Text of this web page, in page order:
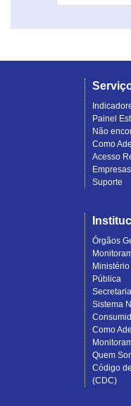
Painel
Não
Como
Acesso
Empresas
Suporte
Órgãos
Pública
Sistema
Como
Quem
Código
(CDC)